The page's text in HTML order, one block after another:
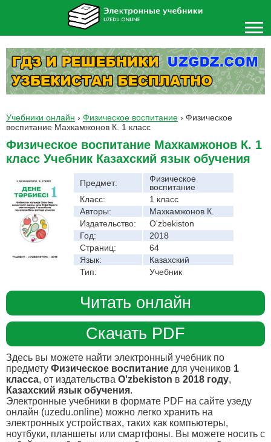
Учебники онлайн › Физическое воспитание › Физическое
воспитание Махкамжонов К. 1 класс
Физическое воспитание Махкамжонов К. 1
класс Учебник Казахский язык обучения
Предмет:
Физическое
воспитание
Класс:
1 класс
Авторы:
Махкамжонов К.
Издательство:
O'zbekiston
Год:
2018
Страниц:
64
Язык:
Казахский
Тип:
Учебник
Читать онлайн
Скачать PDF
Здесь вы можете найти электронный учебник по
предмету Физическое воспитание для учеников 1
класса, от издательства O'zbekiston в 2018 году,
Казахский язык обучения.
Электронные учебники в формате PDF на сайте узеду
онлайн (uzedu.online) можно легко хранить на
электронных устройствах, таких как компьютеры,
ноутбуки, планшеты или смартфоны. Вы можете носить с